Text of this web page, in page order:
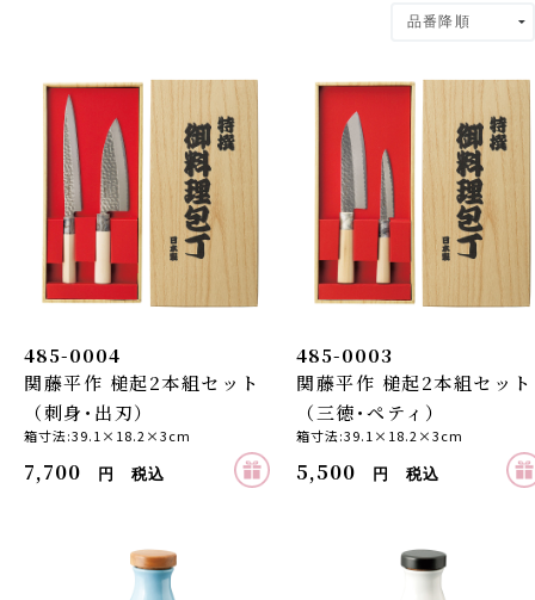
485-0004
関藤平作 槌起2本組セット
（刺身･出刃）
箱寸法:39.1×18.2×3cm
7,700 円 税込
485-0003
関藤平作 槌起2本組セット
（三徳･ペティ）
箱寸法:39.1×18.2×3cm
5,500 円 税込